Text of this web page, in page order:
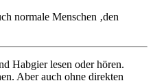
normale Menschen ‚den
Habgier lesen oder hören.
Aber auch ohne direkten